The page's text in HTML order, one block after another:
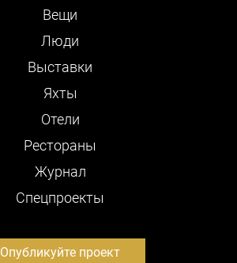
Вещи
Люди
Выставки
Яхты
Отели
Рестораны
Журнал
Cпецпроекты
Опубликуйте проект